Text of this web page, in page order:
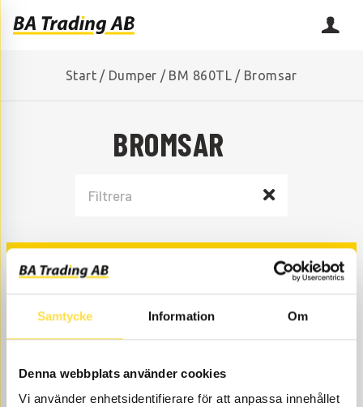
Samtycke Information Om
Denna webbplats använder cookies
Vi använder enhetsidentifierare för att anpassa innehållet
Start / Dumper / BM 860TL / Bromsar
BROMSAR
FÄRDBROMS
KOMPRESSOR